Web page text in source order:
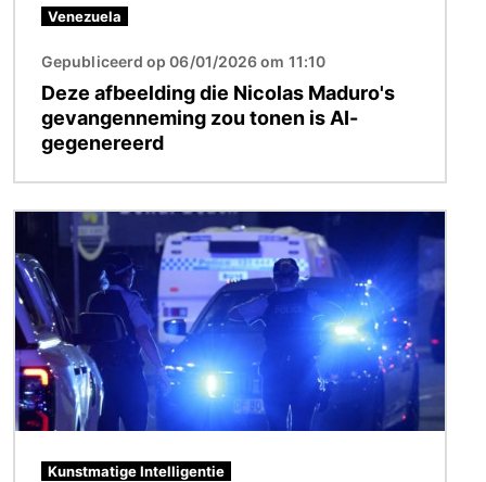
Venezuela
Gepubliceerd op 06/01/2026 om 11:10
Deze afbeelding die Nicolas Maduro's
gevangenneming zou tonen is AI-
gegenereerd
Afbeelding
Kunstmatige Intelligentie